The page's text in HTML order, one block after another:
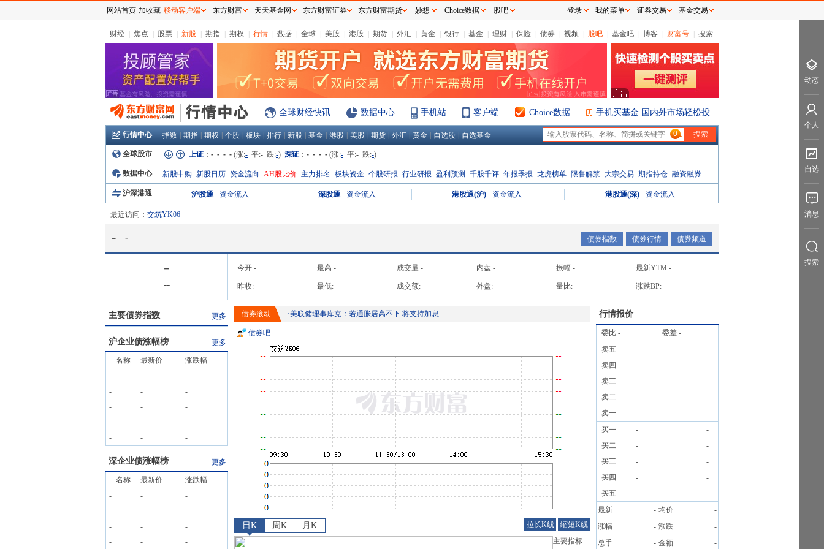
财经 焦点 股票 新股 期指 期权 行情 数据 全球 美股 港股 期货 外汇 黄金 银行 基金 理财 保险 债券 视频 股吧 基金吧 博客 财富号 搜索
全球财经快讯 数据中心 手机站 客户端 Choice数据 手机买基金 国内外市场轻松投
行情中心 指数 期指 期权 个股 板块 排行 新股 基金 港股 美股 期货 外汇 黄金 自选股 自选基金 0
全球股市 上证 ： - - - - (涨:- 平:- 跌:-) 深证 ： - - - - (涨:- 平:- 跌:-)
数据中心 新股申购 新股日历 资金流向 AH股比价 主力排名 板块资金 个股研报 行业研报 盈利预测 千股千评 年报季报 龙虎榜单 限售解禁 大宗交易 期指持仓 融资融券
沪深港通 沪股通 - 资金流入- 深股通 - 资金流入- 港股通(沪) - 资金流入- 港股通(深) - 资金流入-
最近访问： 交筑YK06
- - - 债券指数 债券行情 债券频道
-
--
今开:- 最高:- 成交量:- 内盘:- 振幅:- 最新YTM:-
昨收:- 最低:- 成交额:- 外盘:- 量比:- 涨跌BP:-
主要债券指数 更多
沪企业债涨幅榜 更多
名称 最新价
涨跌幅
-
-
-
-
-
-
-
-
-
-
-
-
-
- -
深企业债涨幅榜 更多
名称 最新价
涨跌幅
-
-
-
-
-
-
-
-
-
-
-
-
债券滚动 ·美联储理事库克：若通胀居高不下 将支持加息
债券吧
日K 周K 月K 拉长K线
缩短K线
主要指标
行情报价
委比 - 委差 -
卖五
-
-
卖四
-
-
卖三
-
-
卖二
-
-
卖一
-
-
买一
-
-
买二
-
-
买三
-
-
买四
-
-
买五
-
-
最新
- 均价
-
涨幅
- 涨跌
-
总手
- 金额
-
网站首页 加收藏 移动客户端 东方财富 天天基金网 东方财富证券 东方财富期货 妙想 Choice数据 股吧 登录 我的菜单 证券交易 基金交易
动态
个人
自选
消息
搜索